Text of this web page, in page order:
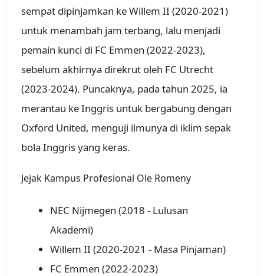
sempat dipinjamkan ke Willem II (2020-2021)
untuk menambah jam terbang, lalu menjadi
pemain kunci di FC Emmen (2022-2023),
sebelum akhirnya direkrut oleh FC Utrecht
(2023-2024). Puncaknya, pada tahun 2025, ia
merantau ke Inggris untuk bergabung dengan
Oxford United, menguji ilmunya di iklim sepak
bola Inggris yang keras.
Jejak Kampus Profesional Ole Romeny
NEC Nijmegen (2018 - Lulusan
Akademi)
Willem II (2020-2021 - Masa Pinjaman)
FC Emmen (2022-2023)